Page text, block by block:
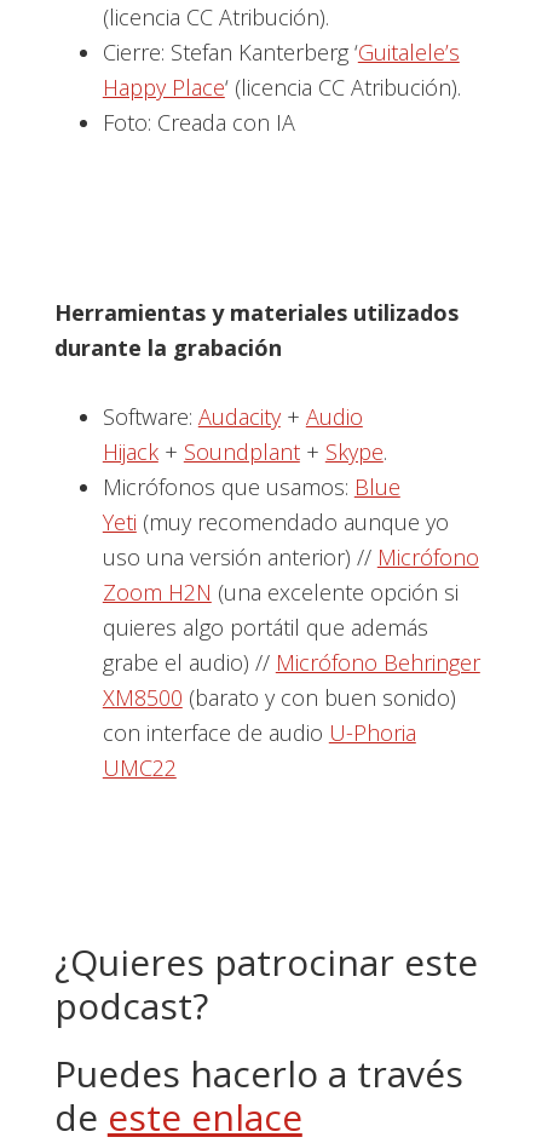
(licencia CC Atribución).
Cierre: Stefan Kanterberg ‘Guitalele’s
Happy Place‘ (licencia CC Atribución).
Foto: Creada con IA
Herramientas y materiales utilizados
durante la grabación
Software: Audacity+ Audio
Hijack+ Soundplant+ Skype.
Micrófonos que usamos: Blue
Yeti (muy recomendado aunque yo
uso una versión anterior) // Micrófono
Zoom H2N (una excelente opción si
quieres algo portátil que además
grabe el audio) // Micrófono Behringer
XM8500 (barato y con buen sonido)
con interface de audio U-Phoria
UMC22
¿Quieres patrocinar este
podcast?
Puedes hacerlo a través
de este enlace